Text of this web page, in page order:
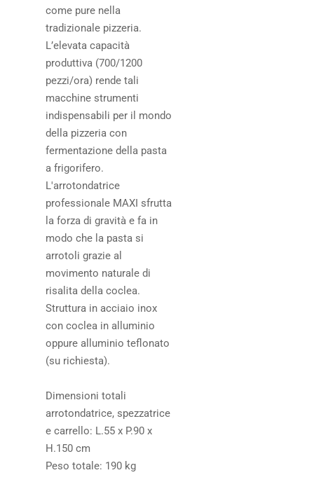
come pure nella
tradizionale pizzeria.
L’elevata capacità
produttiva (700/1200
pezzi/ora) rende tali
macchine strumenti
indispensabili per il mondo
della pizzeria con
fermentazione della pasta
a frigorifero.
L'arrotondatrice
professionale MAXI sfrutta
la forza di gravità e fa in
modo che la pasta si
arrotoli grazie al
movimento naturale di
risalita della coclea.
Struttura in acciaio inox
con coclea in alluminio
oppure alluminio teflonato
(su richiesta).
Dimensioni totali
arrotondatrice, spezzatrice
e carrello: L.55 x P.90 x
H.150 cm
Peso totale: 190 kg